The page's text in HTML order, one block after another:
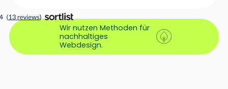
Wir nutzen Methoden für
nachhaltiges
Webdesign.